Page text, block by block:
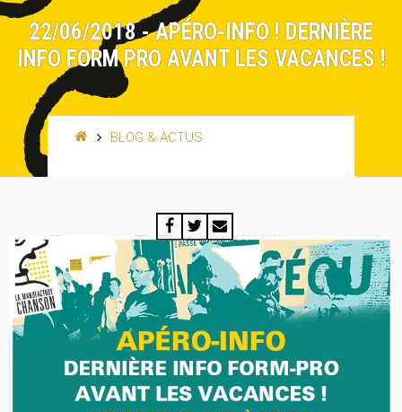
22/06/2018 - APÉRO-INFO ! DERNIÈRE
INFO FORM PRO AVANT LES VACANCES !
BLOG & ACTUS